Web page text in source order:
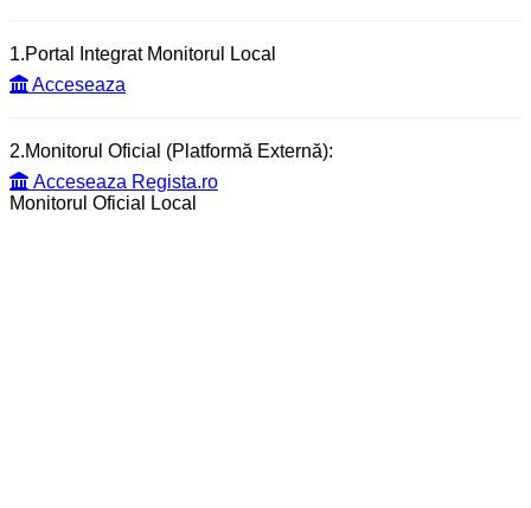
1.Portal Integrat Monitorul Local
Acceseaza
2.Monitorul Oficial (Platformă Externă):
Acceseaza Regista.ro
Monitorul Oficial Local